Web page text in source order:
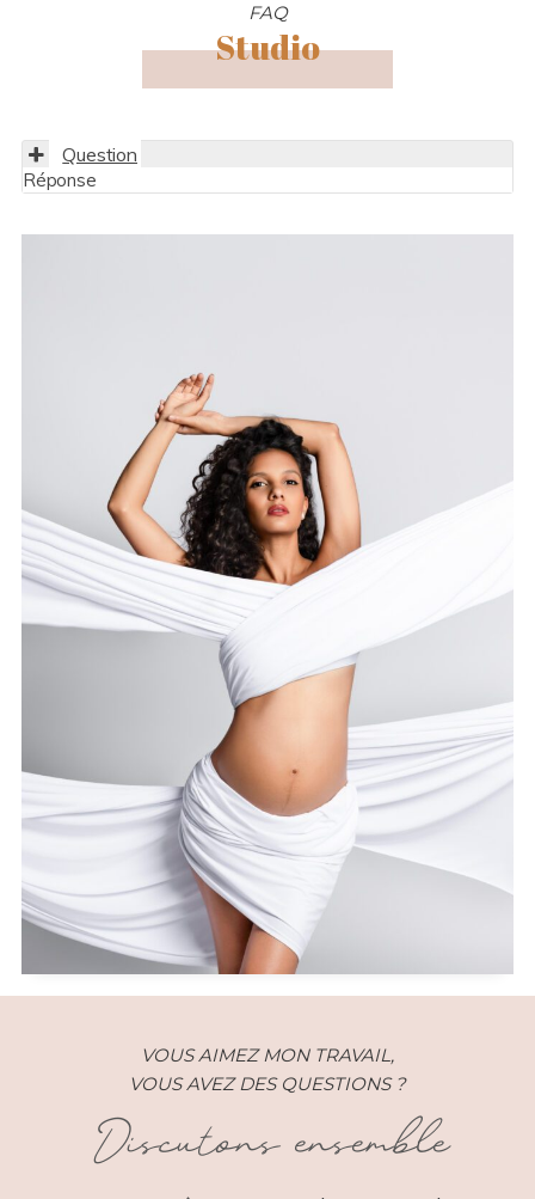
FAQ
Studio
Question
Réponse
VOUS AIMEZ MON TRAVAIL,
VOUS AVEZ DES QUESTIONS ?
Discutons ensemble